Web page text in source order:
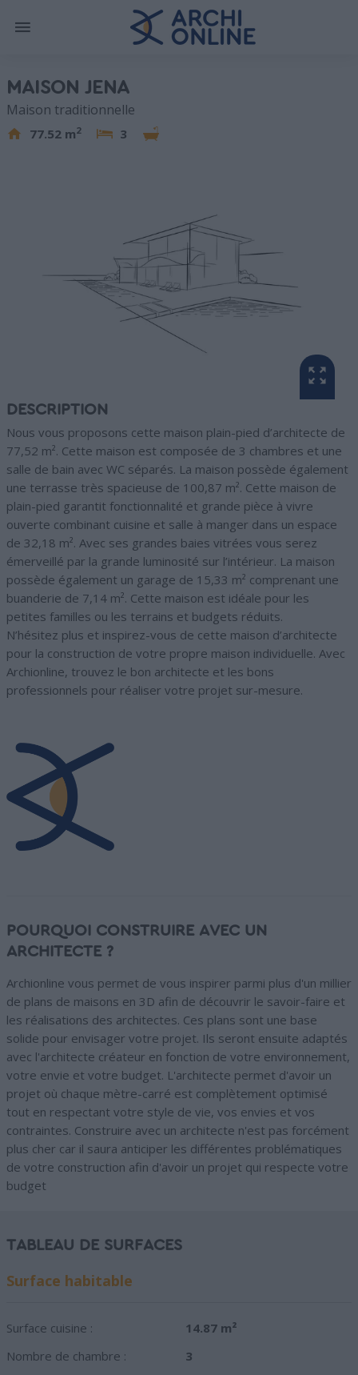
MAISON JENA
Maison traditionnelle
77.52 m2 3
DESCRIPTION
Nous vous proposons cette maison plain-pied d’architecte de
77,52 m². Cette maison est composée de 3 chambres et une
salle de bain avec WC séparés. La maison possède également
une terrasse très spacieuse de 100,87 m². Cette maison de
plain-pied garantit fonctionnalité et grande pièce à vivre
ouverte combinant cuisine et salle à manger dans un espace
de 32,18 m². Avec ses grandes baies vitrées vous serez
émerveillé par la grande luminosité sur l’intérieur. La maison
possède également un garage de 15,33 m² comprenant une
buanderie de 7,14 m². Cette maison est idéale pour les
petites familles ou les terrains et budgets réduits.
N’hésitez plus et inspirez-vous de cette maison d’architecte
pour la construction de votre propre maison individuelle. Avec
Archionline, trouvez le bon architecte et les bons
professionnels pour réaliser votre projet sur-mesure.
POURQUOI CONSTRUIRE AVEC UN
ARCHITECTE ?
Archionline vous permet de vous inspirer parmi plus d'un millier
de plans de maisons en 3D afin de découvrir le savoir-faire et
les réalisations des architectes. Ces plans sont une base
solide pour envisager votre projet. Ils seront ensuite adaptés
avec l'architecte créateur en fonction de votre environnement,
votre envie et votre budget. L'architecte permet d'avoir un
projet où chaque mètre-carré est complètement optimisé
tout en respectant votre style de vie, vos envies et vos
contraintes. Construire avec un architecte n'est pas forcément
plus cher car il saura anticiper les différentes problématiques
de votre construction afin d'avoir un projet qui respecte votre
budget
TABLEAU DE SURFACES
Surface habitable
Surface cuisine :
14.87 m²
Nombre de chambre :
3